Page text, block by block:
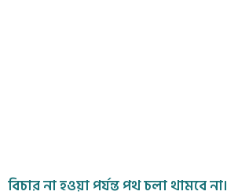
বিচার না হওয়া পর্যন্ত পথ চলা থামবে না।